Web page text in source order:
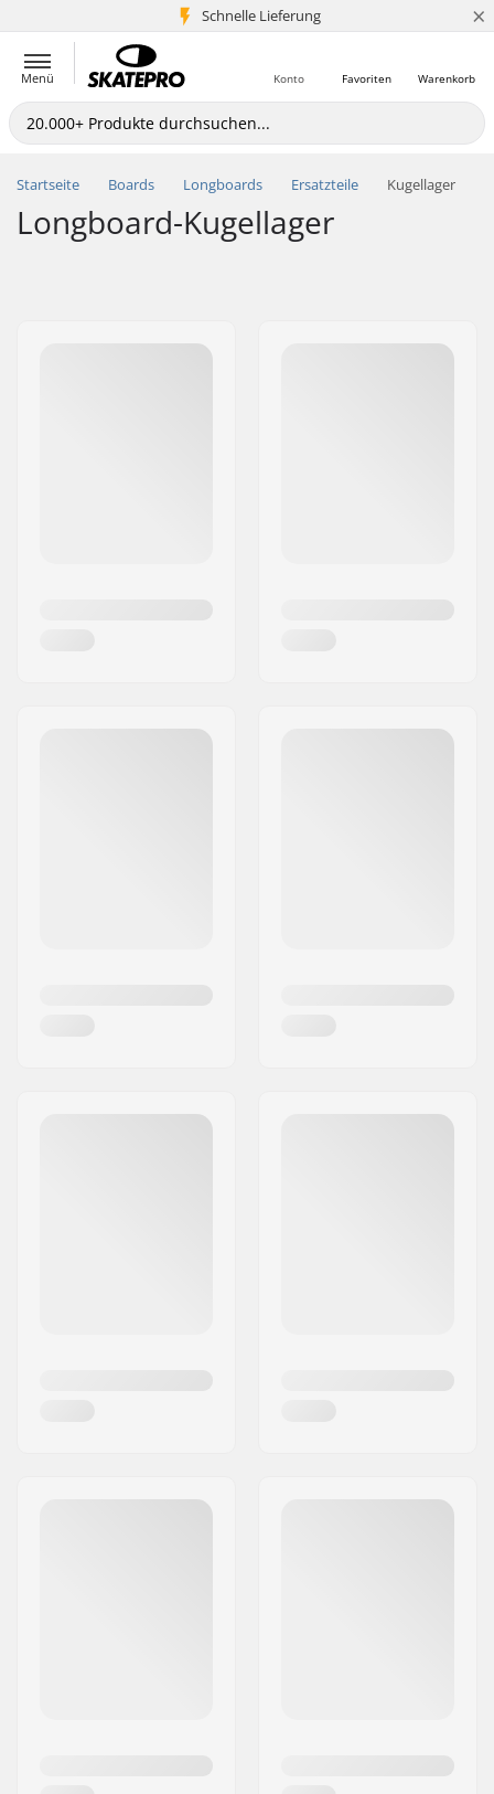
Schnelle Lieferung
5+ Mio. Kunden ×
Menü Warenkorb
Favoriten
Konto
Startseite Boards Longboards Ersatzteile Kugellager
Longboard-Kugellager